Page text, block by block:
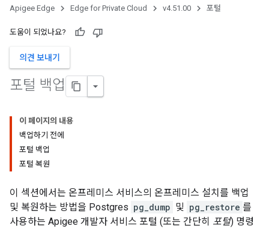
Apigee Edge Edge for Private Cloud v4.51.00 포털
도움이 되었나요?
의견 보내기
포털 백업
이 페이지의 내용
백업하기 전에
포털 백업
포털 복원
이 섹션에서는 온프레미스 서비스의 온프레미스 설치를 백업
및 복원하는 방법을 Postgres pg_dump 및 pg_restore 를
사용하는 Apigee 개발자 서비스 포털 (또는 간단히 포털) 명령